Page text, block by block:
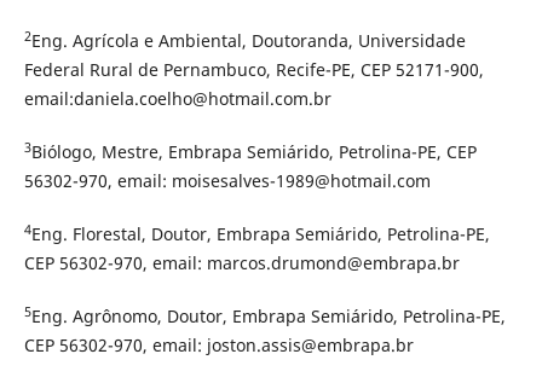
2Eng. Agrícola e Ambiental, Doutoranda, Universidade
Federal Rural de Pernambuco, Recife-PE, CEP 52171-900,
email:daniela.coelho@hotmail.com.br
3Biólogo, Mestre, Embrapa Semiárido, Petrolina-PE, CEP
56302-970, email: moisesalves-1989@hotmail.com
4Eng. Florestal, Doutor, Embrapa Semiárido, Petrolina-PE,
CEP 56302-970, email: marcos.drumond@embrapa.br
5Eng. Agrônomo, Doutor, Embrapa Semiárido, Petrolina-PE,
CEP 56302-970, email: joston.assis@embrapa.br